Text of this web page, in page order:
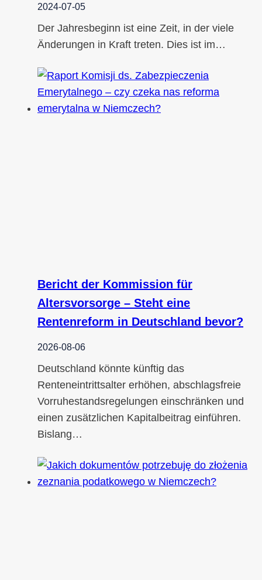
2024-07-05
Der Jahresbeginn ist eine Zeit, in der viele
Änderungen in Kraft treten. Dies ist im…
Bericht der Kommission für
Altersvorsorge – Steht eine
Rentenreform in Deutschland bevor?
2026-08-06
Deutschland könnte künftig das
Renteneintrittsalter erhöhen, abschlagsfreie
Vorruhestandsregelungen einschränken und
einen zusätzlichen Kapitalbeitrag einführen.
Bislang…